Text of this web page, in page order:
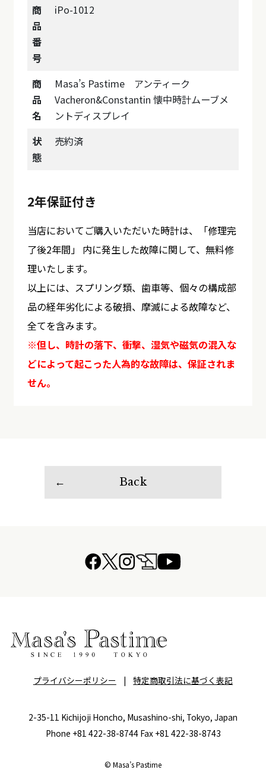
商
品
番
号
iPo-1012
商
品
名
Masa’s Pastime アンティーク
Vacheron&Constantin 懐中時計ムーブメ
ントディスプレイ
状
態
売約済
2年保証付き
当店においてご購入いただいた時計は、「修理完
了後2年間」 内に発生した故障に関して、無料修
理いたします。
以上には、スプリング類、歯車等、個々の構成部
品の経年劣化による破損、摩滅による故障など、
全てを含みます。
※但し、時計の落下、衝撃、湿気や磁気の混入な
どによって起こった人為的な故障は、保証されま
せん。
Back
プライバシーポリシー | 特定商取引法に基づく表記
2-35-11 Kichijoji Honcho, Musashino-shi, Tokyo, Japan
Phone +81 422-38-8744 Fax +81 422-38-8743
© Masa’s Pastime